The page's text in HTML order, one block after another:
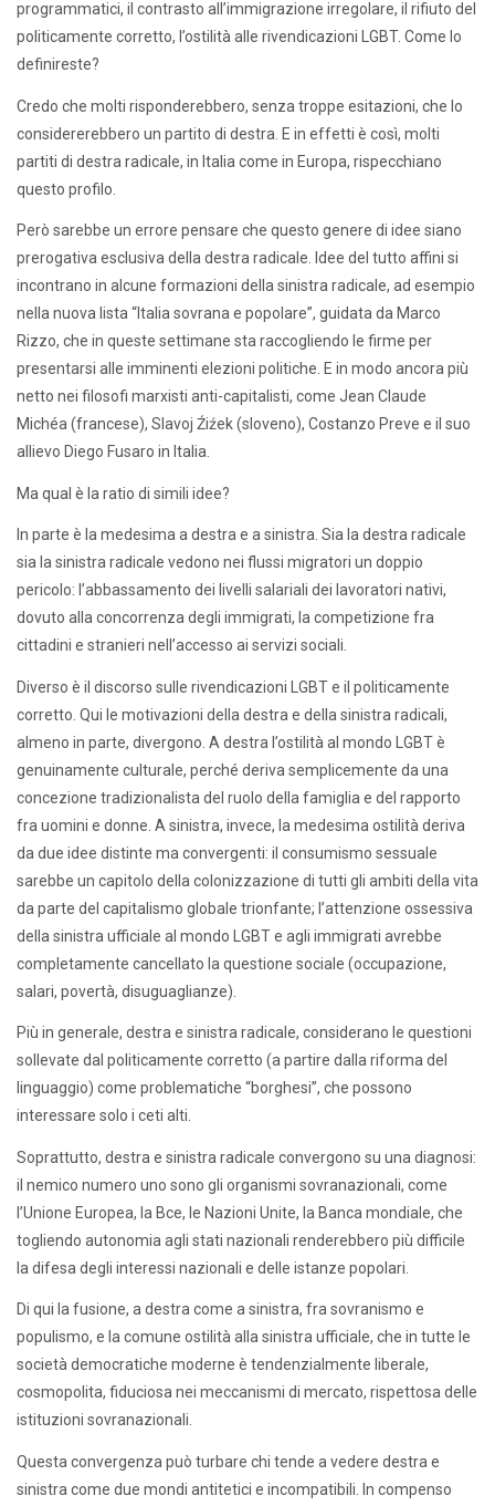
programmatici, il contrasto all’immigrazione irregolare, il rifiuto del
politicamente corretto, l’ostilità alle rivendicazioni LGBT. Come lo
definireste?
Credo che molti risponderebbero, senza troppe esitazioni, che lo
considererebbero un partito di destra. E in effetti è così, molti
partiti di destra radicale, in Italia come in Europa, rispecchiano
questo profilo.
Però sarebbe un errore pensare che questo genere di idee siano
prerogativa esclusiva della destra radicale. Idee del tutto affini si
incontrano in alcune formazioni della sinistra radicale, ad esempio
nella nuova lista “Italia sovrana e popolare”, guidata da Marco
Rizzo, che in queste settimane sta raccogliendo le firme per
presentarsi alle imminenti elezioni politiche. E in modo ancora più
netto nei filosofi marxisti anti-capitalisti, come Jean Claude
Michéa (francese), Slavoj Źiźek (sloveno), Costanzo Preve e il suo
allievo Diego Fusaro in Italia.
Ma qual è la ratio di simili idee?
In parte è la medesima a destra e a sinistra. Sia la destra radicale
sia la sinistra radicale vedono nei flussi migratori un doppio
pericolo: l’abbassamento dei livelli salariali dei lavoratori nativi,
dovuto alla concorrenza degli immigrati, la competizione fra
cittadini e stranieri nell’accesso ai servizi sociali.
Diverso è il discorso sulle rivendicazioni LGBT e il politicamente
corretto. Qui le motivazioni della destra e della sinistra radicali,
almeno in parte, divergono. A destra l’ostilità al mondo LGBT è
genuinamente culturale, perché deriva semplicemente da una
concezione tradizionalista del ruolo della famiglia e del rapporto
fra uomini e donne. A sinistra, invece, la medesima ostilità deriva
da due idee distinte ma convergenti: il consumismo sessuale
sarebbe un capitolo della colonizzazione di tutti gli ambiti della vita
da parte del capitalismo globale trionfante; l’attenzione ossessiva
della sinistra ufficiale al mondo LGBT e agli immigrati avrebbe
completamente cancellato la questione sociale (occupazione,
salari, povertà, disuguaglianze).
Più in generale, destra e sinistra radicale, considerano le questioni
sollevate dal politicamente corretto (a partire dalla riforma del
linguaggio) come problematiche “borghesi”, che possono
interessare solo i ceti alti.
Soprattutto, destra e sinistra radicale convergono su una diagnosi:
il nemico numero uno sono gli organismi sovranazionali, come
l’Unione Europea, la Bce, le Nazioni Unite, la Banca mondiale, che
togliendo autonomia agli stati nazionali renderebbero più difficile
la difesa degli interessi nazionali e delle istanze popolari.
Di qui la fusione, a destra come a sinistra, fra sovranismo e
populismo, e la comune ostilità alla sinistra ufficiale, che in tutte le
società democratiche moderne è tendenzialmente liberale,
cosmopolita, fiduciosa nei meccanismi di mercato, rispettosa delle
istituzioni sovranazionali.
Questa convergenza può turbare chi tende a vedere destra e
sinistra come due mondi antitetici e incompatibili. In compenso